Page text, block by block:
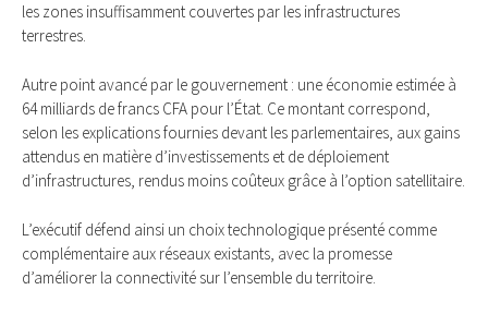
les zones insuffisamment couvertes par les infrastructures
terrestres.
Autre point avancé par le gouvernement : une économie estimée à
64 milliards de francs CFA pour l’État. Ce montant correspond,
selon les explications fournies devant les parlementaires, aux gains
attendus en matière d’investissements et de déploiement
d’infrastructures, rendus moins coûteux grâce à l’option satellitaire.
L’exécutif défend ainsi un choix technologique présenté comme
complémentaire aux réseaux existants, avec la promesse
d’améliorer la connectivité sur l’ensemble du territoire.